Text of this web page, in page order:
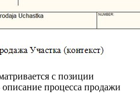
с позиции
процесса продажи